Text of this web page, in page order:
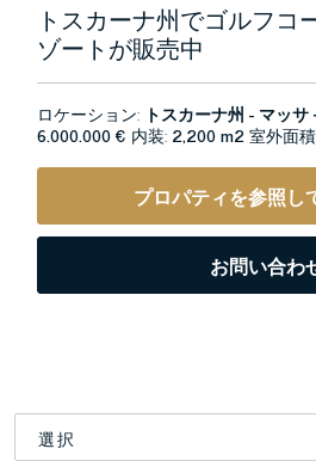
トスカーナ州でゴルフコ
ゾートが販売中
ロケーション: トスカーナ州 - マッ
6.000.000 € 内装: 2,200 m2室外面
プロパティを参照し
お問い合わ